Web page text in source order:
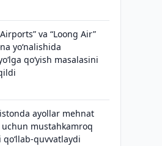
va “Loong Air”
yo‘nalishida
qo‘yish masalasini
ayollar mehnat
mustahkamroq
quvvatlaydi